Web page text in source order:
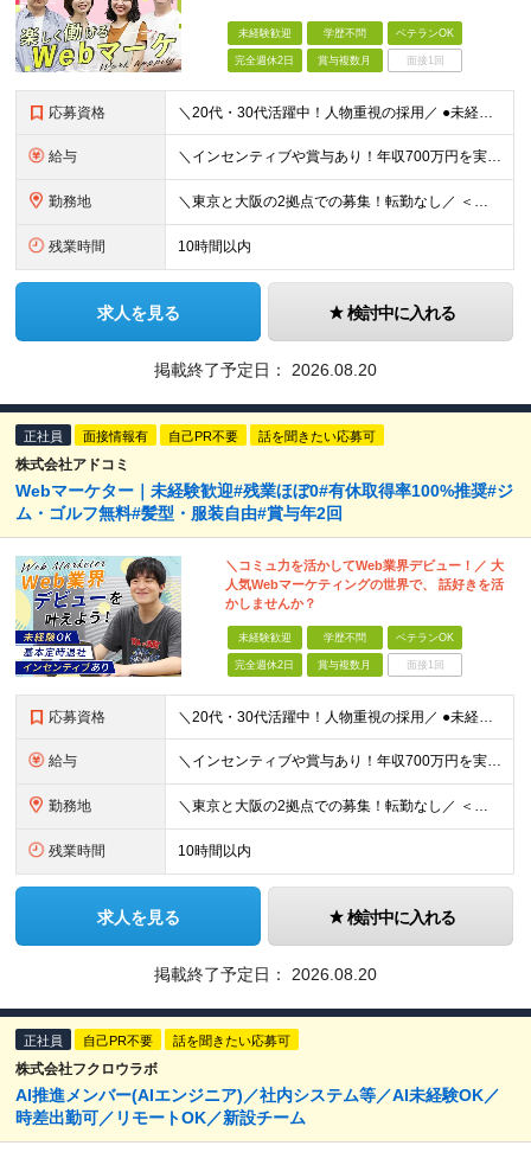
未経験歓迎 学歴不問 ベテランOK
完全週休2日 賞与複数月 面接1回
応募資格 ＼20代・30代活躍中！人物重視の採用／ ●未経験・第二新卒歓迎 ●学歴・経歴一切不問 ★営業経験者大歓迎！ ～求める人物像～ ◎接客・販売・アパレル・サービス業などの経験がある方 ◎Webマーケテ
給与 ＼インセンティブや賞与あり！年収700万円を実現している社員も在籍／ ＜未経験者＞ 月給26万円～＋インセンティブ＋賞与年2回 ＜Web広告・マーケティング業界経験＞ 月給30万円～＋インセンティ
勤務地 ＼東京と大阪の2拠点での募集！転勤なし／ ＜本社＞ 東京都中央区銀座8-10-8 銀座8丁目10番ビル4階 ★12月にオフィス拡大移転を予定！ 最寄り駅は変わらず新橋駅のまま、現在の倍以上の広さ
残業時間 10時間以内
求人を見る 検討中に入れる
掲載終了予定日： 2026.08.20
正社員 面接情報有 自己PR不要 話を聞きたい応募可
株式会社アドコミ
Webマーケター｜未経験歓迎#残業ほぼ0#有休取得率100%推奨#ジ
ム・ゴルフ無料#髪型・服装自由#賞与年2回
＼コミュ力を活かしてWeb業界デビュー！／ 大
人気Webマーケティングの世界で、 話好きを活
かしませんか？
未経験歓迎 学歴不問 ベテランOK
完全週休2日 賞与複数月 面接1回
応募資格 ＼20代・30代活躍中！人物重視の採用／ ●未経験・第二新卒歓迎 ●学歴・経歴一切不問 ★営業経験者大歓迎！ ～求める人物像～ ◎接客・販売・アパレル・サービス業などの経験がある方 ◎Webマーケテ
給与 ＼インセンティブや賞与あり！年収700万円を実現している社員も在籍／ ＜未経験者＞ 月給26万円～＋インセンティブ＋賞与年2回 ＜Web広告・マーケティング業界経験＞ 月給30万円～＋インセンティ
勤務地 ＼東京と大阪の2拠点での募集！転勤なし／ ＜本社＞ 東京都中央区銀座8-10-8 銀座8丁目10番ビル4階 ★12月にオフィス拡大移転を予定！ 最寄り駅は変わらず新橋駅のまま、現在の倍以上の広さ
残業時間 10時間以内
求人を見る 検討中に入れる
掲載終了予定日： 2026.08.20
正社員 自己PR不要 話を聞きたい応募可
株式会社フクロウラボ
AI推進メンバー(AIエンジニア)／社内システム等／AI未経験OK／
時差出勤可／リモートOK／新設チーム